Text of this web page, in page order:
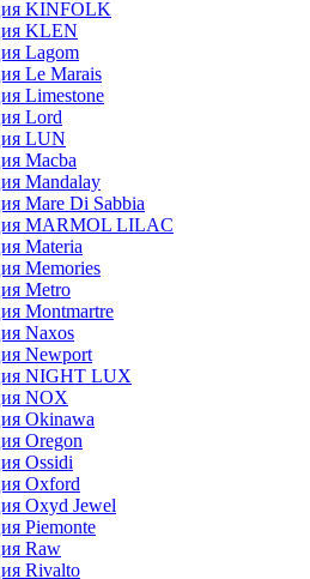
KINFOLK
KLEN
Lagom
Le Marais
Limestone
Lord
LUN
Macba
Mandalay
Mare Di Sabbia
MARMOL LILAC
Materia
Memories
Metro
Montmartre
Naxos
Newport
NIGHT LUX
NOX
Okinawa
Oregon
Ossidi
Oxford
Oxyd Jewel
Piemonte
Raw
Rivalto